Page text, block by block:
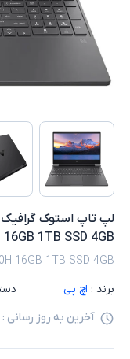
1TB SSD 4GB
16GB 1TB SSD 4GB
برند : اچ پی
آخرین به روز رسانی :